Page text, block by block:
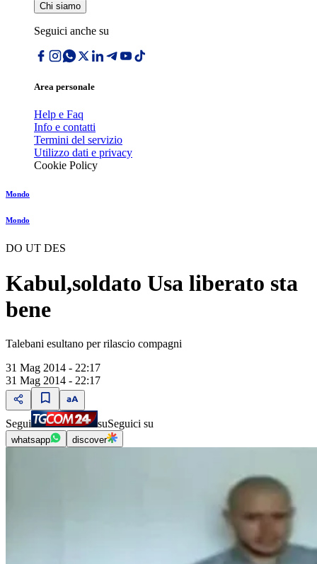
Chi siamo
Seguici anche su
Area personale
Help e Faq
Info e contatti
Termini del servizio
Utilizzo dati e privacy
Cookie Policy
Mondo
Mondo
DO UT DES
Kabul,soldato Usa liberato sta
bene
Talebani esultano per rilascio compagni
31 Mag 2014 - 22:17
31 Mag 2014 - 22:17
Segui suSeguici su
whatsapp discover